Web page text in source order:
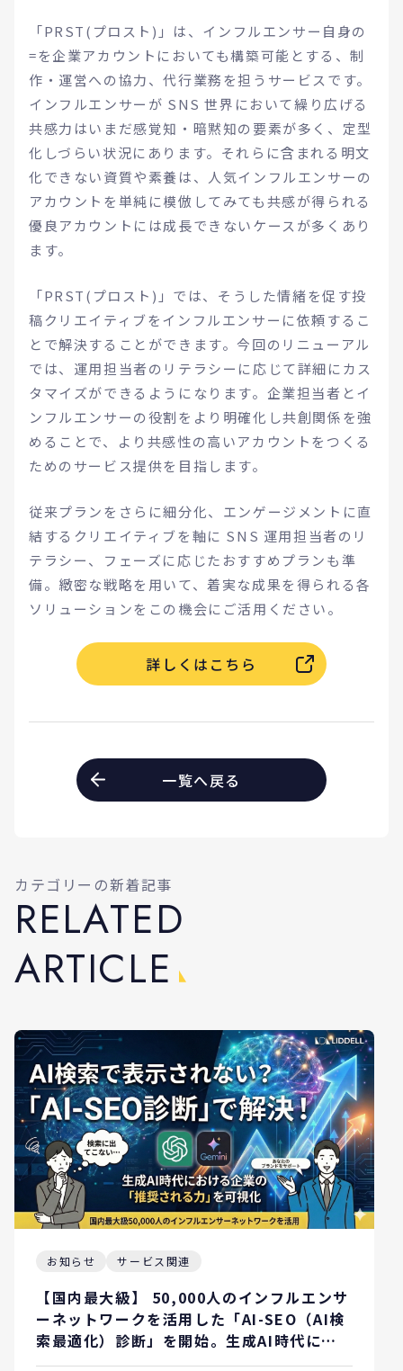
「PRST(プロスト)」は、インフルエンサー自身の
=を企業アカウントにおいても構築可能とする、制
作・運営への協力、代行業務を担うサービスです。
インフルエンサーが SNS 世界において繰り広げる
共感力はいまだ感覚知・暗黙知の要素が多く、定型
化しづらい状況にあります。それらに含まれる明文
化できない資質や素養は、人気インフルエンサーの
アカウントを単純に模倣してみても共感が得られる
優良アカウントには成⻑できないケースが多くあり
ます。
「PRST(プロスト)」では、そうした情緒を促す投
稿クリエイティブをインフルエンサーに依頼するこ
とで解決することができます。今回のリニューアル
では、運用担当者のリテラシーに応じて詳細にカス
タマイズができるようになります。企業担当者とイ
ンフルエンサーの役割をより明確化し共創関係を強
めることで、より共感性の高いアカウントをつくる
ためのサービス提供を目指します。
従来プランをさらに細分化、エンゲージメントに直
結するクリエイティブを軸に SNS 運用担当者のリ
テラシー、フェーズに応じたおすすめプランも準
備。緻密な戦略を用いて、着実な成果を得られる各
ソリューションをこの機会にご活用ください。
詳しくはこちら
一覧へ戻る
カテゴリーの新着記事
RELATED
ARTICLE
お知らせ サービス関連
【国内最大級】 50,000人のインフルエンサ
ーネットワークを活用した「AI-SEO（AI検
索最適化）診断」を開始。生成AI時代にお
ける企業の「推奨される力」を可視化